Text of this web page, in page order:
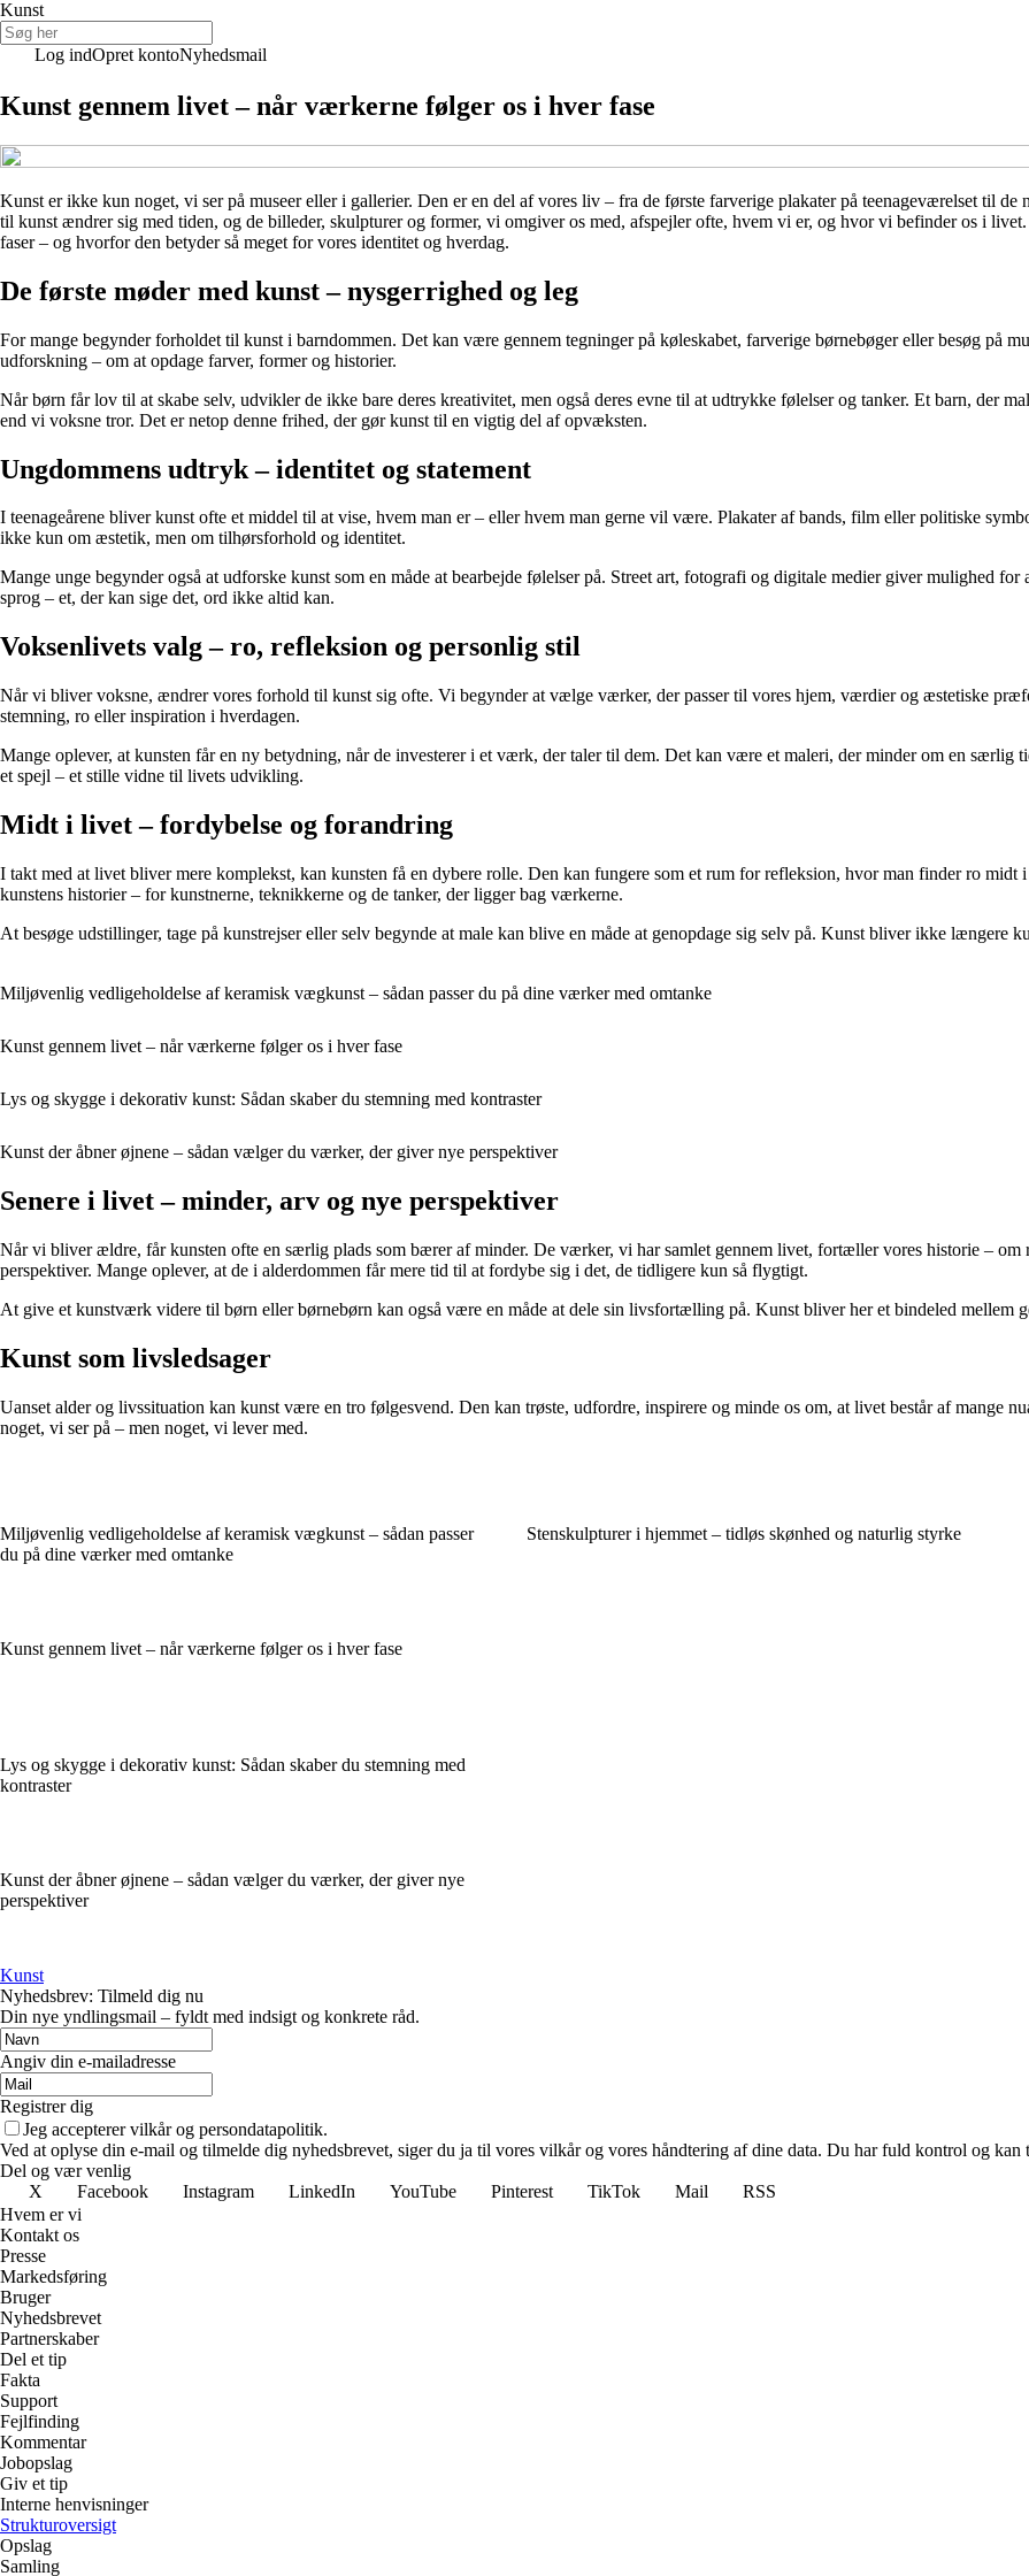
Kunst
Log indOpret kontoNyhedsmail
Kunst gennem livet – når værkerne følger os i hver fase
Kunst er ikke kun noget, vi ser på museer eller i gallerier. Den er en del af vores liv – fra de første farverige plakater på teenageværelset til
til kunst ændrer sig med tiden, og de billeder, skulpturer og former, vi omgiver os med, afspejler ofte, hvem vi er, og hvor vi befinder os i
faser – og hvorfor den betyder så meget for vores identitet og hverdag.
De første møder med kunst – nysgerrighed og leg
For mange begynder forholdet til kunst i barndommen. Det kan være gennem tegninger på køleskabet, farverige børnebøger eller besøg på
udforskning – om at opdage farver, former og historier.
Når børn får lov til at skabe selv, udvikler de ikke bare deres kreativitet, men også deres evne til at udtrykke følelser og tanker. Et barn, der
end vi voksne tror. Det er netop denne frihed, der gør kunst til en vigtig del af opvæksten.
Ungdommens udtryk – identitet og statement
I teenageårene bliver kunst ofte et middel til at vise, hvem man er – eller hvem man gerne vil være. Plakater af bands, film eller politiske
ikke kun om æstetik, men om tilhørsforhold og identitet.
Mange unge begynder også at udforske kunst som en måde at bearbejde følelser på. Street art, fotografi og digitale medier giver mulighed
sprog – et, der kan sige det, ord ikke altid kan.
Voksenlivets valg – ro, refleksion og personlig stil
Når vi bliver voksne, ændrer vores forhold til kunst sig ofte. Vi begynder at vælge værker, der passer til vores hjem, værdier og æstetiske
stemning, ro eller inspiration i hverdagen.
Mange oplever, at kunsten får en ny betydning, når de investerer i et værk, der taler til dem. Det kan være et maleri, der minder om en særlig
et spejl – et stille vidne til livets udvikling.
Midt i livet – fordybelse og forandring
I takt med at livet bliver mere komplekst, kan kunsten få en dybere rolle. Den kan fungere som et rum for refleksion, hvor man finder ro midt
kunstens historier – for kunstnerne, teknikkerne og de tanker, der ligger bag værkerne.
At besøge udstillinger, tage på kunstrejser eller selv begynde at male kan blive en måde at genopdage sig selv på. Kunst bliver ikke længere
Miljøvenlig vedligeholdelse af keramisk vægkunst – sådan passer du på dine værker med omtanke
Kunst gennem livet – når værkerne følger os i hver fase
Lys og skygge i dekorativ kunst: Sådan skaber du stemning med kontraster
Kunst der åbner øjnene – sådan vælger du værker, der giver nye perspektiver
Senere i livet – minder, arv og nye perspektiver
Når vi bliver ældre, får kunsten ofte en særlig plads som bærer af minder. De værker, vi har samlet gennem livet, fortæller vores historie – om
perspektiver. Mange oplever, at de i alderdommen får mere tid til at fordybe sig i det, de tidligere kun så flygtigt.
At give et kunstværk videre til børn eller børnebørn kan også være en måde at dele sin livsfortælling på. Kunst bliver her et bindeled mellem
Kunst som livsledsager
Uanset alder og livssituation kan kunst være en tro følgesvend. Den kan trøste, udfordre, inspirere og minde os om, at livet består af mange
noget, vi ser på – men noget, vi lever med.
Miljøvenlig vedligeholdelse af keramisk vægkunst – sådan passer
du på dine værker med omtanke
Kunst gennem livet – når værkerne følger os i hver fase
Lys og skygge i dekorativ kunst: Sådan skaber du stemning med
kontraster
Kunst der åbner øjnene – sådan vælger du værker, der giver nye
perspektiver
Stenskulpturer i hjemmet – tidløs skønhed og naturlig styrke
Kunst
Nyhedsbrev: Tilmeld dig nu
Din nye yndlingsmail – fyldt med indsigt og konkrete råd.
Angiv din e-mailadresse
Registrer dig
Jeg accepterer vilkår og persondatapolitik.
Ved at oplyse din e-mail og tilmelde dig nyhedsbrevet, siger du ja til vores vilkår og vores håndtering af dine data. Du har fuld kontrol og kan
Del og vær venlig
X
Facebook Instagram LinkedIn YouTube Pinterest TikTok Mail
RSS
Hvem er vi
Kontakt os
Presse
Markedsføring
Bruger
Nyhedsbrevet
Partnerskaber
Del et tip
Fakta
Support
Fejlfinding
Kommentar
Jobopslag
Giv et tip
Interne henvisninger
Strukturoversigt
Opslag
Samling